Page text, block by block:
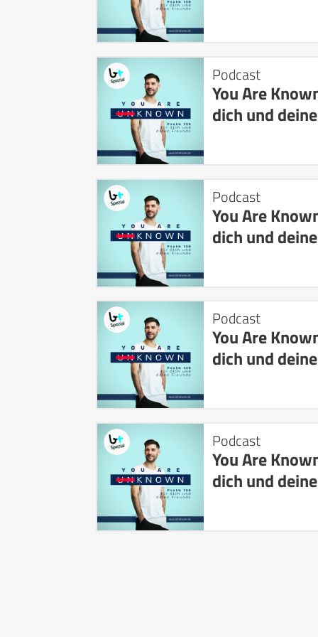
Podcast
You Are
dich und
Podcast
You Are
dich und
Podcast
You Are
dich und
Podcast
You Are
dich und